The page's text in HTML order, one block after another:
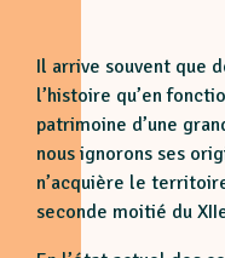
Il arrive souvent que
l’histoire qu’en
patrimoine d’une
nous ignorons ses
n’acquière le
seconde moitié du